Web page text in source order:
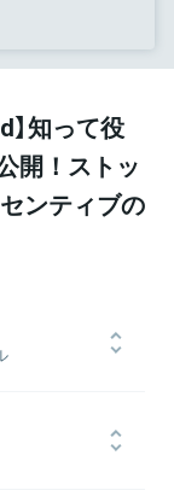
】知って役
開！ストッ
ンティブの
の創業者。
ノベーションにフ
アライアンスの最